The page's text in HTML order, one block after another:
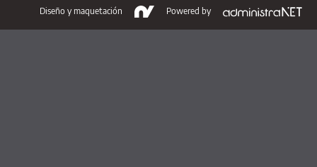
Diseño y maquetación Powered by